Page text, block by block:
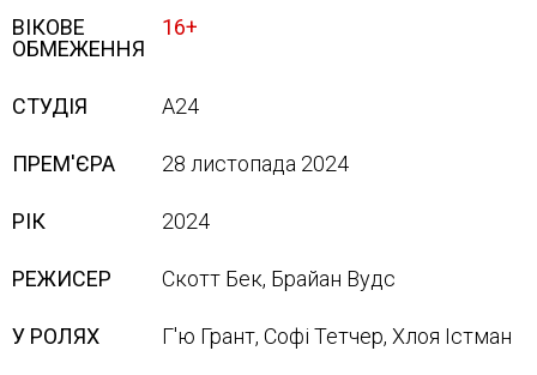
ВІКОВЕ
ОБМЕЖЕННЯ
16+
СТУДІЯ A24
ПРЕМ'ЄРА 28 листопада 2024
РІК 2024
РЕЖИСЕР Скотт Бек, Брайан Вудс
У РОЛЯХ Г'ю Грант, Софі Тетчер, Хлоя Істман